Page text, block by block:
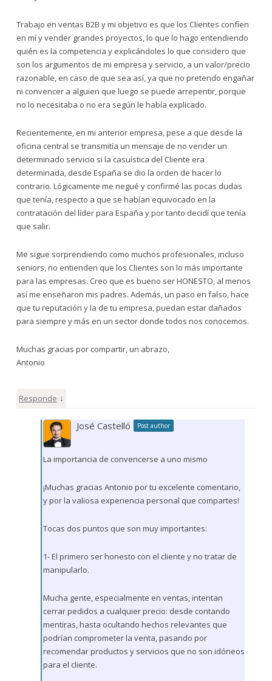
Trabajo en ventas B2B y mi objetivo es que los Clientes confíen
en mí y vender grandes proyectos, lo que lo hago entendiendo
quién es la competencia y explicándoles lo que considero que
son los argumentos de mi empresa y servicio, a un valor/precio
razonable, en caso de que sea así, ya que no pretendo engañar
ni convencer a alguien que luego se puede arrepentir, porque
no lo necesitaba o no era según le había explicado.
Recientemente, en mi anterior empresa, pese a que desde la
oficina central se transmitía un mensaje de no vender un
determinado servicio si la casuística del Cliente era
determinada, desde España se dio la orden de hacer lo
contrario. Lógicamente me negué y confirmé las pocas dudas
que tenía, respecto a que se habían equivocado en la
contratación del líder para España y por tanto decidí que tenía
que salir.
Me sigue sorprendiendo como muchos profesionales, incluso
seniors, no entienden que los Clientes son lo más importante
para las empresas. Creo que es bueno ser HONESTO, al menos
así me enseñaron mis padres. Además, un paso en falso, hace
que tu reputación y la de tu empresa, puedan estar dañados
para siempre y más en un sector donde todos nos conocemos.
Muchas gracias por compartir, un abrazo,
Antonio
Responde ↓
José Castelló Post author
La importancia de convencerse a uno mismo
¡Muchas gracias Antonio por tu excelente comentario,
y por la valiosa experiencia personal que compartes!
Tocas dos puntos que son muy importantes:
1- El primero ser honesto con el cliente y no tratar de
manipularlo.
Mucha gente, especialmente en ventas, intentan
cerrar pedidos a cualquier precio: desde contando
mentiras, hasta ocultando hechos relevantes que
podrían comprometer la venta, pasando por
recomendar productos y servicios que no son idóneos
para el cliente.